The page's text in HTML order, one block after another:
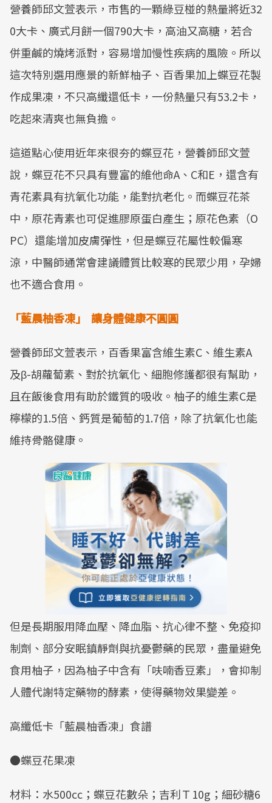
營養師邱文萱表示，市售的一顆綠豆椪的熱量將近32
0大卡、廣式月餅一個790大卡，高油又高糖，若合
併重鹹的燒烤派對，容易增加慢性疾病的風險。所以
這次特別選用應景的新鮮柚子、百香果加上蝶豆花製
作成果凍，不只高纖還低卡，一份熱量只有53.2卡，
吃起來清爽也無負擔。
這道點心使用近年來很夯的蝶豆花，營養師邱文萱
說，蝶豆花不只具有豐富的維他命A、C和E，還含有
青花素具有抗氧化功能，能對抗老化。而蝶豆花茶
中，原花青素也可促進膠原蛋白產生；原花色素（O
PC）還能增加皮膚彈性，但是蝶豆花屬性較偏寒
涼，中醫師通常會建議體質比較寒的民眾少用，孕婦
也不適合食用。
「藍晨柚香凍」 讓身體健康不圓圓
營養師邱文萱表示，百香果富含維生素C、維生素A
及β-胡蘿蔔素、對於抗氧化、細胞修護都很有幫助，
且在飯後食用有助於鐵質的吸收。柚子的維生素C是
檸檬的1.5倍、鈣質是葡萄的1.7倍，除了抗氧化也能
維持骨骼健康。
但是長期服用降血壓、降血脂、抗心律不整、免疫抑
制劑、部分安眠鎮靜劑與抗憂鬱藥的民眾，盡量避免
食用柚子，因為柚子中含有「呋喃香豆素」，會抑制
人體代謝特定藥物的酵素，使得藥物效果變差。
高纖低卡「藍晨柚香凍」食譜
●蝶豆花果凍
材料：水500cc；蝶豆花數朵；吉利Ｔ10g；細砂糖6